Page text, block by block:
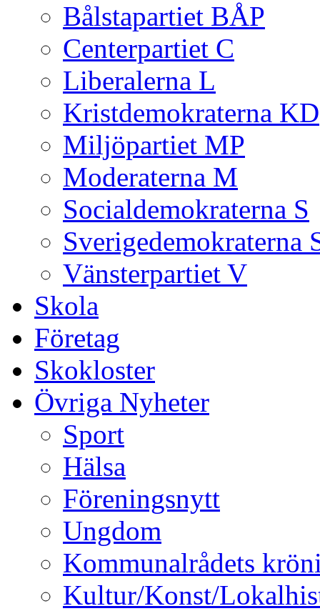
Bålstapartiet BÅP
Centerpartiet C
Liberalerna L
Kristdemokraterna KD
Miljöpartiet MP
Moderaterna M
Socialdemokraterna S
Sverigedemokraterna
Vänsterpartiet V
Skola
Företag
Skokloster
Övriga Nyheter
Sport
Hälsa
Föreningsnytt
Ungdom
Kommunalrådets
Kultur/Konst/